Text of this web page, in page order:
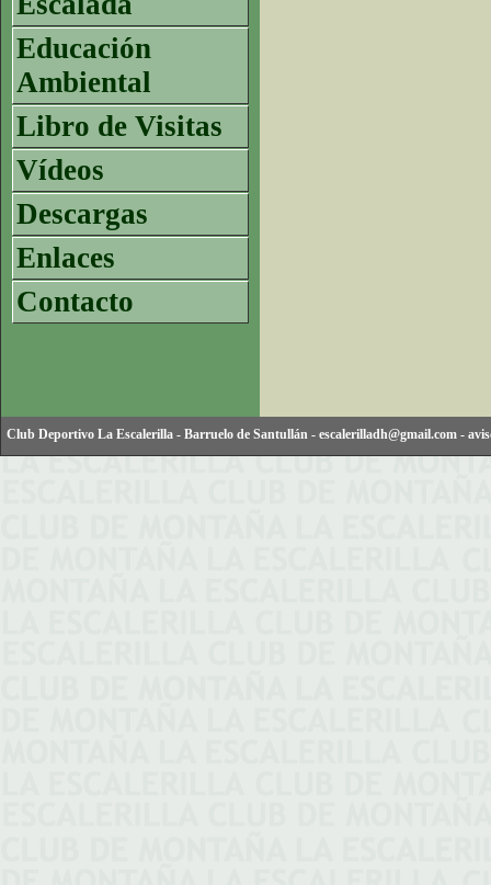
Educación
Ambiental
Libro de Visitas
Vídeos
Descargas
Enlaces
Contacto
Club Deportivo La Escalerilla - Barruelo de Santullán - escalerilladh@gmail.com -